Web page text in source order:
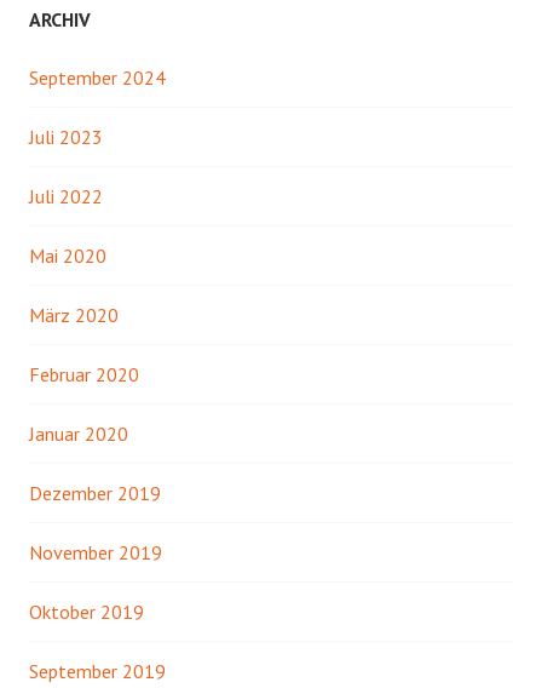
ARCHIV
September 2024
Juli 2023
Juli 2022
Mai 2020
März 2020
Februar 2020
Januar 2020
Dezember 2019
November 2019
Oktober 2019
September 2019